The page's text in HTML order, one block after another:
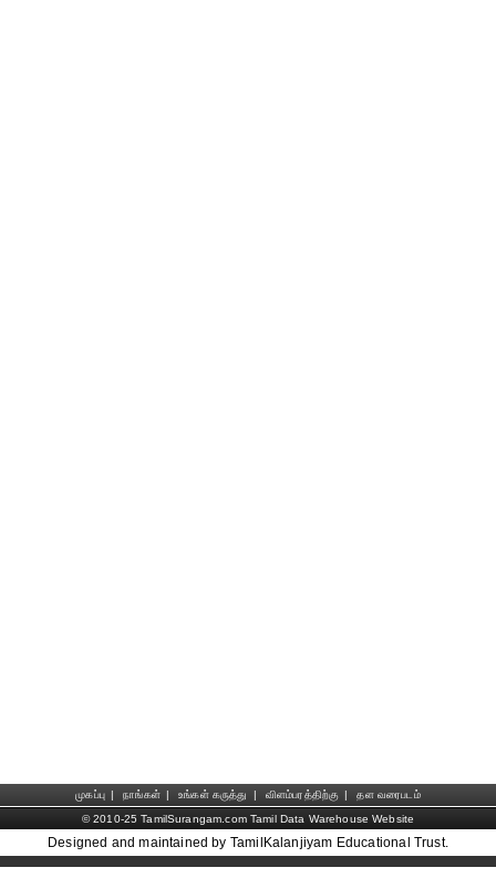
முகப்பு | நாங்கள் | உங்கள் கருத்து | விளம்பரத்திற்கு |
தள வரைபடம்
© 2010-25 TamilSurangam.com Tamil Data Warehouse Website
Designed and maintained by TamilKalanjiyam Educational Trust.